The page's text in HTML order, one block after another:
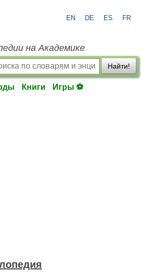
EN DE ES FR
на Академике
Найти!
Книги Игры ⚽